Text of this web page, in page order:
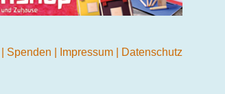
Spenden Impressum Datenschutz